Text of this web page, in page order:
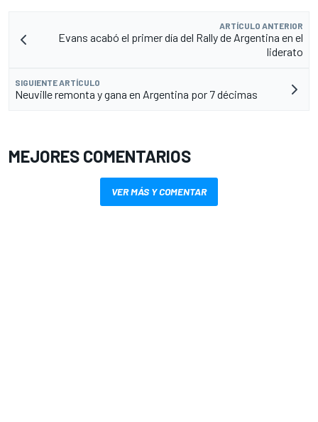
ARTÍCULO ANTERIOR
Evans acabó el primer día del Rally de Argentina en el
liderato
SIGUIENTE ARTÍCULO
Neuville remonta y gana en Argentina por 7 décimas
MEJORES COMENTARIOS
VER MÁS Y COMENTAR